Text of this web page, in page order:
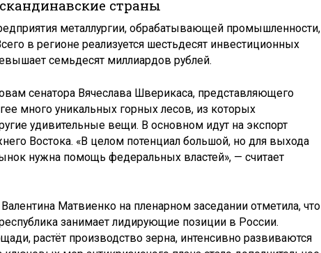
страны
металлургии, обрабатывающей промышленности,
в регионе реализуется шестьдесят инвестиционных
семьдесят миллиардов рублей.
сенатора Вячеслава Шверикаса, представляющего
много уникальных горных лесов, из которых
удивительные вещи. В основном идут на экспорт
Востока. «В целом потенциал большой, но для выхода
нужна помощь федеральных властей», — считает
Матвиенко на пленарном заседании отметила, что
занимает лидирующие позиции в России.
растёт производство зерна, интенсивно развиваются